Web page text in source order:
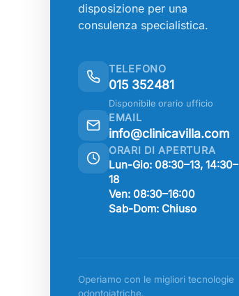
disposizione per una
consulenza specialistica.
TELEFONO
015 352481
Disponibile orario ufficio
EMAIL
info@clinicavilla.com
ORARI DI APERTURA
Lun-Gio: 08:30–13, 14:30–
18
Ven: 08:30–16:00
Sab-Dom: Chiuso
Operiamo con le migliori tecnologie
odontoiatriche.